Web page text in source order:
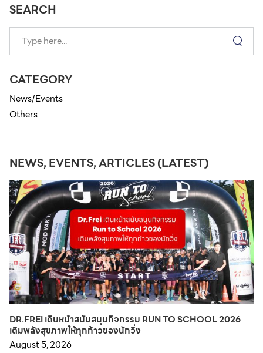
SEARCH
CATEGORY
News/Events
Others
NEWS, EVENTS, ARTICLES (LATEST)
DR.FREI เดินหน้าสนับสนุนกิจกรรม RUN TO SCHOOL 2026
เติมพลังสุขภาพให้ทุกก้าวของนักวิ่ง
August 5, 2026